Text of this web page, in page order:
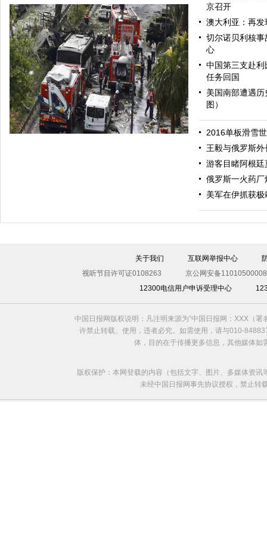
哈里与梅根亮相都柏林街头接受民众欢迎
京召开
澳大利亚：再
切尔诺贝利核
心
中国第三支赴
任务回国
美国南部遭遇
图）
2016单板滑雪
王毅与俄罗斯
游客目睹阿根
俄罗斯一火药
美军在伊抓获极
关于我们 互联网举报中心
视听节目许可证0108263
京公网安备
12300电信用户申诉受理中心
中国日报网版权说明：凡注明来源为“中国日报网：XXX（
许禁止转载、使用，违者必究。如需使用，请与010-
体，目的在于传播更多信息，其他媒体
版权保护：本网登载的内容（包括文字、图片、多媒体资
未经中国日报网事先协议授权，禁止转